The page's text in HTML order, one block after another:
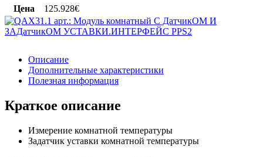
Цена 125.928€
Описание
Дополнительные характеристики
Полезная информация
Краткое описание
Измерение комнатной температуры
Задатчик уставки комнатной температуры